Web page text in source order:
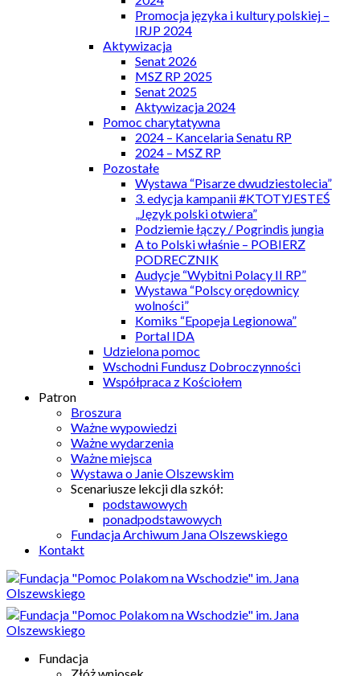
Promocja języka i kultury polskiej –
IRJP 2024
Aktywizacja
Senat 2026
MSZ RP 2025
Senat 2025
Aktywizacja 2024
Pomoc charytatywna
2024 – Kancelaria Senatu RP
2024 – MSZ RP
Pozostałe
Wystawa “Pisarze dwudziestolecia”
3. edycja kampanii #KTOTYJESTEŚ
„Język polski otwiera”
Podziemie łączy / Pogrindis jungia
A to Polski właśnie – POBIERZ
PODRECZNIK
Audycje “Wybitni Polacy II RP”
Wystawa “Polscy orędownicy
wolności”
Komiks “Epopeja Legionowa”
Portal IDA
Udzielona pomoc
Wschodni Fundusz Dobroczynności
Współpraca z Kościołem
Patron
Broszura
Ważne wypowiedzi
Ważne wydarzenia
Ważne miejsca
Wystawa o Janie Olszewskim
Scenariusze lekcji dla szkół:
podstawowych
ponadpodstawowych
Fundacja Archiwum Jana Olszewskiego
Kontakt
Fundacja